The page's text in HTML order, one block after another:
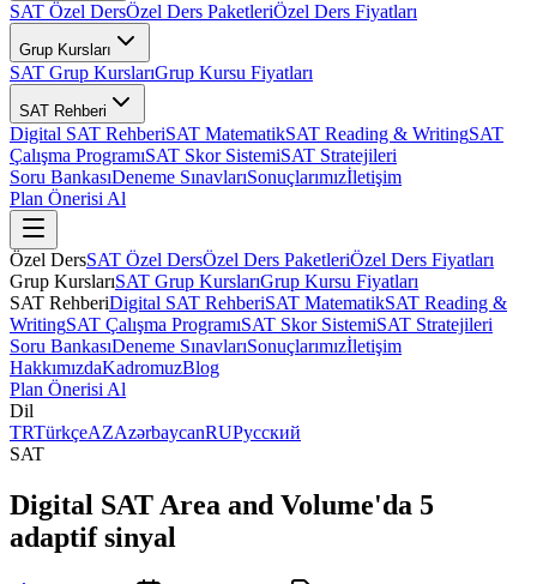
SAT Özel DersÖzel Ders PaketleriÖzel Ders Fiyatları
Grup Kursları
SAT Grup KurslarıGrup Kursu Fiyatları
SAT Rehberi
Digital SAT RehberiSAT MatematikSAT Reading & WritingSAT
Çalışma ProgramıSAT Skor SistemiSAT Stratejileri
Soru BankasıDeneme SınavlarıSonuçlarımızİletişim
Plan Önerisi Al
Özel DersSAT Özel DersÖzel Ders PaketleriÖzel Ders Fiyatları
Grup KurslarıSAT Grup KurslarıGrup Kursu Fiyatları
SAT RehberiDigital SAT RehberiSAT MatematikSAT Reading &
WritingSAT Çalışma ProgramıSAT Skor SistemiSAT Stratejileri
Soru BankasıDeneme SınavlarıSonuçlarımızİletişim
HakkımızdaKadromuzBlog
Plan Önerisi Al
Dil
TRTürkçeAZAzərbaycanRUРусский
SAT
Digital SAT Area and Volume'da 5
adaptif sinyal